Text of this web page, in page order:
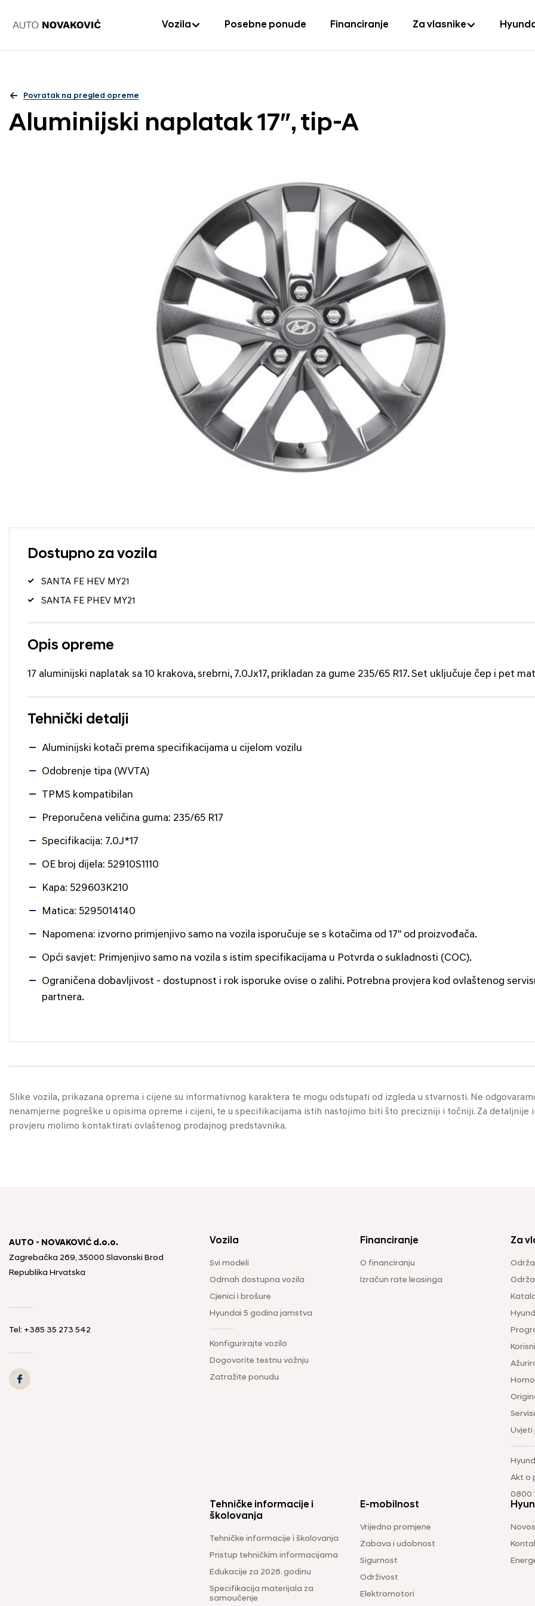
Vozila Posebne ponude Financiranje Za vlasnike
Povratak na pregled opreme
Aluminijski naplatak 17″, tip-A
Dostupno za vozila
SANTA FE HEV MY21
SANTA FE PHEV MY21
Opis opreme
17 aluminijski naplatak sa 10 krakova, srebrni, 7.0Jx17, prikladan za gume 235/65 R17. Set uključuje čep i pet
Tehnički detalji
Aluminijski kotači prema specifikacijama u cijelom vozilu
Odobrenje tipa (WVTA)
TPMS kompatibilan
Preporučena veličina guma: 235/65 R17
Specifikacija: 7.0J*17
OE broj dijela: 52910S1110
Kapa: 529603K210
Matica: 5295014140
Napomena: izvorno primjenjivo samo na vozila isporučuje se s kotačima od 17" od proizvođača.
Opći savjet: Primjenjivo samo na vozila s istim specifikacijama u Potvrda o sukladnosti (COC).
Ograničena dobavljivost - dostupnost i rok isporuke ovise o zalihi. Potrebna provjera kod ovlaštenog
partnera.
Slike vozila, prikazana oprema i cijene su informativnog karaktera te mogu odstupati od izgleda u stvarnosti. Ne
nenamjerne pogreške u opisima opreme i cijeni, te u specifikacijama istih nastojimo biti što precizniji i točniji. Za detaljnije
provjeru molimo kontaktirati ovlaštenog prodajnog predstavnika.
AUTO - NOVAKOVIĆ d.o.o.
Zagrebačka 269, 35000 Slavonski Brod
Republika Hrvatska
Tel: +385 35 273 542
Vozila
Svi modeli
Odmah dostupna vozila
Cjenici i brošure
Hyundai 5 godina jamstva
Konfigurirajte vozilo
Dogovorite testnu vožnju
Zatražite ponudu
Financiranje
O financiranju
Izračun rate leasinga
Za
Uvjeti
Akt o
0800
Tehničke informacije i
školovanja
Tehničke informacije i školovanja
Pristup tehničkim informacijama
Edukacije za 2026. godinu
Specifikacija materijala za
samoučenje
E-mobilnost
Vrijedno promjene
Zabava i udobnost
Sigurnost
Održivost
Elektromotori